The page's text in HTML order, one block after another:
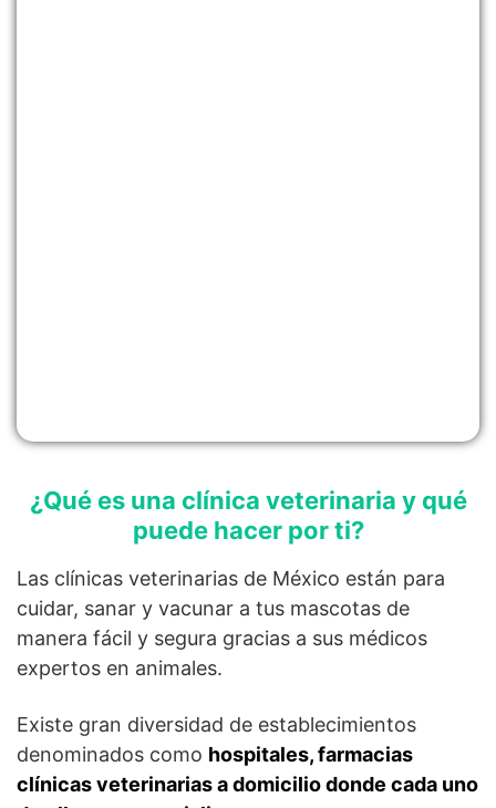
¿Qué es una clínica veterinaria y qué
puede hacer por ti?
Las clínicas veterinarias de México están para
cuidar, sanar y vacunar a tus mascotas de
manera fácil y segura gracias a sus médicos
expertos en animales.
Existe gran diversidad de establecimientos
denominados como hospitales, farmacias
clínicas veterinarias a domicilio donde cada uno